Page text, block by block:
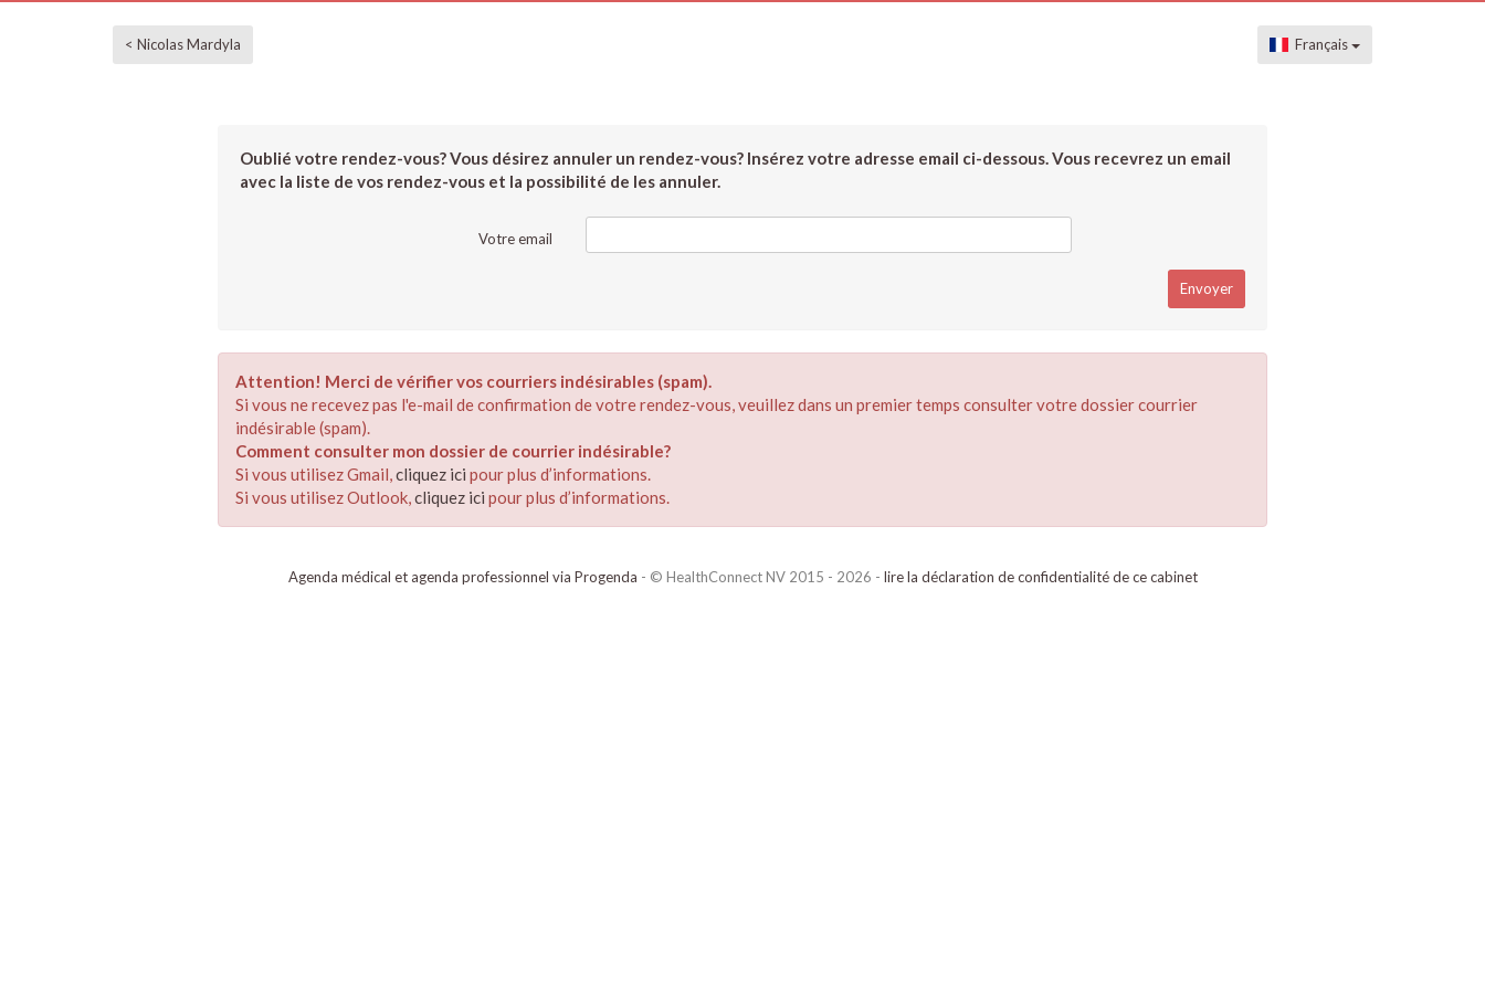
< Nicolas Mardyla Français
Oublié votre rendez-vous? Vous désirez annuler un rendez-vous? Insérez votre adresse email ci-dessous. Vous recevrez un email
avec la liste de vos rendez-vous et la possibilité de les annuler.
Votre email
Attention! Merci de vérifier vos courriers indésirables (spam).
Si vous ne recevez pas l'e-mail de confirmation de votre rendez-vous, veuillez dans un premier temps consulter votre dossier courrier
indésirable (spam).
Comment consulter mon dossier de courrier indésirable?
Si vous utilisez Gmail,cliquez ici pour plus d’informations.
Si vous utilisez Outlook,cliquez ici pour plus d’informations.
Agenda médical et agenda professionnel via Progenda - © HealthConnect NV 2015 - 2026 - lire la déclaration de confidentialité de ce cabinet